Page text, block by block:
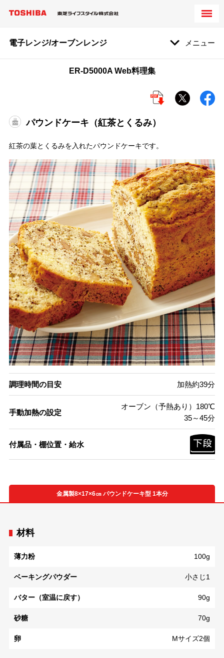
電子レンジ/オーブンレンジ メニュー
ER-D5000A Web料理集
パウンドケーキ（紅茶とくるみ）
紅茶の葉とくるみを入れたパウンドケーキです。
調理時間の目安 加熱約39分
手動加熱の設定
オーブン（予熱あり）180℃
35～45分
付属品・棚位置・給水
金属製8×17×6㎝ パウンドケーキ型 1本分
材料
薄力粉 100g
ベーキングパウダー 小さじ1
バター（室温に戻す） 90g
砂糖 70g
卵 Mサイズ2個